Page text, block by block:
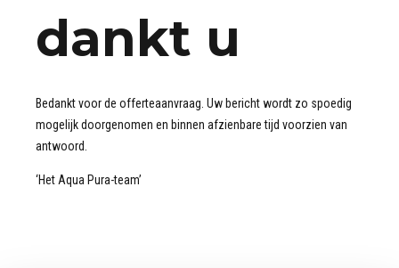
dankt u
Bedankt voor de offerteaanvraag. Uw bericht wordt zo spoedig
mogelijk doorgenomen en binnen afzienbare tijd voorzien van
antwoord.
‘Het Aqua Pura-team’